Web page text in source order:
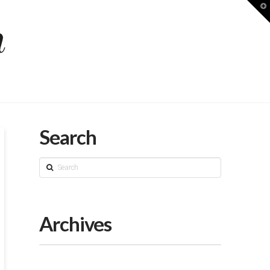
Search
Search
Archives